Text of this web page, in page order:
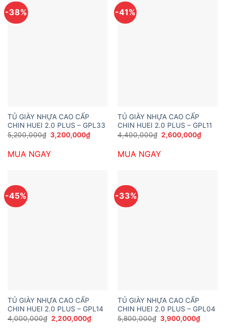
-38%
TỦ GIÀY NHỰA CAO CẤP
CHIN HUEI 2.0 PLUS – GPL33
5,200,000₫ Giá
gốc
5,200,000₫.
3,200,000₫Giá
hiện
MUA NGAY
-41%
TỦ GIÀY NHỰA CAO CẤP
CHIN HUEI 2.0 PLUS – GPL11
4,400,000₫ Giá
gốc
4,400,000₫.
2,600,000₫Giá
hiện
MUA NGAY
-45%
TỦ GIÀY NHỰA CAO CẤP
CHIN HUEI 2.0 PLUS – GPL14
4,000,000₫ Giá
gốc
2,200,000₫Giá
hiện
-33%
TỦ GIÀY NHỰA CAO CẤP
CHIN HUEI 2.0 PLUS – GPL04
5,800,000₫ Giá
gốc
3,900,000₫Giá
hiện